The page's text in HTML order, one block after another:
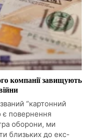
компанії завищують
“картонний
є повернення
оборони, ми
близьких до екс-